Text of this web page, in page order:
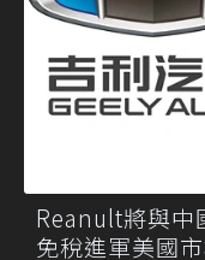
Reanult將與中
免稅進軍美國市